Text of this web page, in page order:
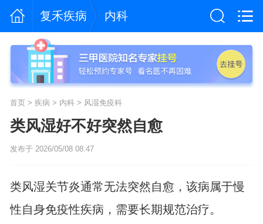
复禾疾病 内科
首页> 疾病 > 内科> 风湿免疫科
类风湿好不好突然自愈
发布于 2026/05/08 08:47
类风湿关节炎通常无法突然自愈，该病属于慢
性自身免疫性疾病，需要长期规范治疗。